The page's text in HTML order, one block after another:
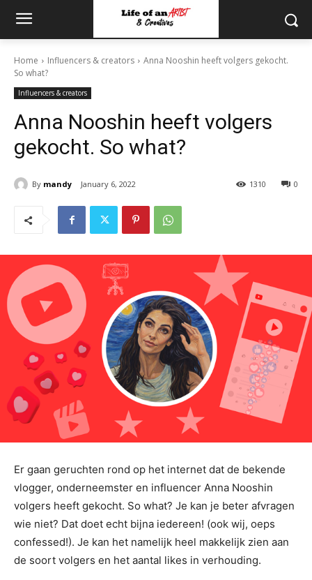
Home Influencers & creators
Anna Nooshin heeft volgers gekocht.
So what?
Influencers & creators
Anna Nooshin heeft volgers
gekocht. So what?
By mandy January 6, 2022 0
1310
Er gaan geruchten rond op het internet dat de bekende
vlogger, onderneemster en influencer Anna Nooshin
volgers heeft gekocht. So what? Je kan je beter afvragen
wie niet? Dat doet echt bijna iedereen! (ook wij, oeps
confessed!). Je kan het namelijk heel makkelijk zien aan
de soort volgers en het aantal likes in verhouding.